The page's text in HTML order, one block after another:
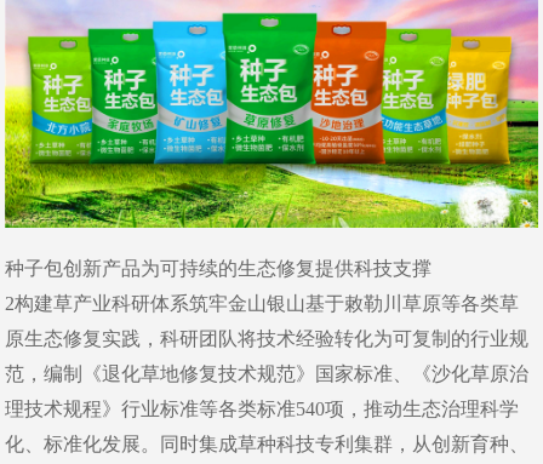
种子包创新产品为可持续的生态修复提供科技支撑
2构建草产业科研体系筑牢金山银山基于敕勒川草原等各类草
原生态修复实践，科研团队将技术经验转化为可复制的行业规
范，编制《退化草地修复技术规范》国家标准、《沙化草原治
理技术规程》行业标准等各类标准540项，推动生态治理科学
化、标准化发展。同时集成草种科技专利集群，从创新育种、